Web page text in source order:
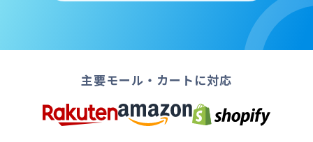
主要モール・カートに対応